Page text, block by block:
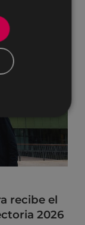
recibe el
2026